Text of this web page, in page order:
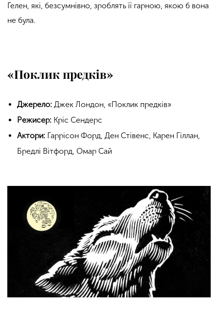
Гелен, які, безсумнівно, зроблять її гарною, якою б вона
не була.
«Поклик предків»
Джерело: Джек Лондон, «Поклик предків»
Режисер: Кріс Сендерс
Актори: Гаррісон Форд, Ден Стівенс, Карен Гіллан,
Бредлі Вітфорд, Омар Сай